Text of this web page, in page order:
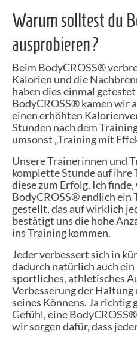
Warum solltest du
ausprobieren?
Beim BodyCROSS®
Kalorien und die
haben dies einmal
BodyCROSS® kamen wir
einen erhöhten
Stunden nach dem
umsonst „Training mit
Unsere Trainerinnen und
komplette Stunde auf ihre
diese zum Erfolg. Ich
BodyCROSS® endlich ein
gestellt, das auf wirklich
bestätigt uns die hohe
ins Training kommen.
Jeder verbessert sich in
dadurch natürlich auch ein
sportliches, athletisches
Verbesserung der
seines Könnens. Ja richtig
Gefühl, eine
wir sorgen dafür, dass